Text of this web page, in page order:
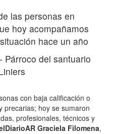
las personas en
hoy acompañamos
hace un año
Párroco del santuario
con baja calificación o
precarias; hoy se sumaron
profesionales, técnicos y
Graciela Filomena,